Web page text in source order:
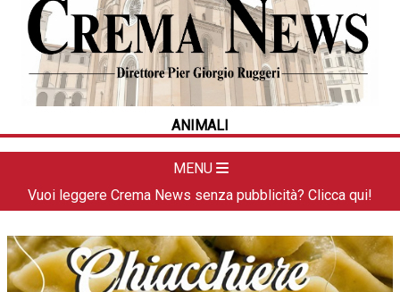
ANIMALI
MENU
CRONACA
POLITICA
LA FOTO
DAL TERRITORIO
APPUNTAMENTI
CREMASCO
OROSCOPO
Vuoi leggere Crema News senza pubblicità? Clicca qui!